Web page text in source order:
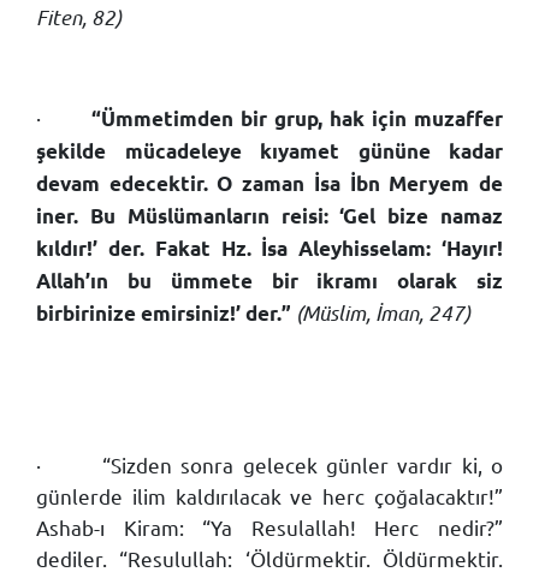
Fiten, 82)
·
“Ümmetimden bir grup, hak için muzaffer
şekilde mücadeleye kıyamet gününe kadar
devam edecektir. O zaman İsa İbn Meryem de
iner. Bu Müslümanların reisi: ‘Gel bize namaz
kıldır!’ der. Fakat Hz. İsa Aleyhisselam: ‘Hayır!
Allah’ın bu ümmete bir ikramı olarak siz
birbirinize emirsiniz!’ der.” (Müslim, İman, 247)
·
“Sizden sonra gelecek günler vardır ki, o
günlerde ilim kaldırılacak ve herc çoğalacaktır!”
Ashab-ı Kiram: “Ya Resulallah! Herc nedir?”
dediler. “Resulullah: ‘Öldürmektir. Öldürmektir.